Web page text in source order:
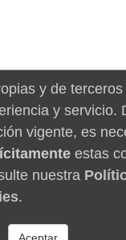
y de
y servicio.
vigente, es
estas
nuestra
.